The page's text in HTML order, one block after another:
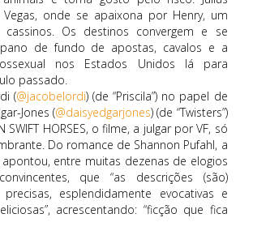
onde se apaixona por Henry, um
Os destinos convergem e se
de fundo de apostas, cavalos e a
nos Estados Unidos lá para
passado.
(@jacobelordi) (de “Priscila”) no papel de
Jones (@daisyedgarjones) (de “Twisters”)
SWIFT HORSES, o filme, a julgar por VF, só
Do romance de Shannon Pufahl, a
apontou, entre muitas dezenas de elogios
que “as descrições (são)
precisas, esplendidamente evocativas e
acrescentando: “ficção que fica